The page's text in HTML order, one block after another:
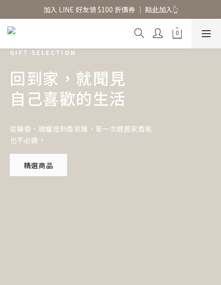
香氛水氧機、擴香香水原精  l 兩件85、三件79折
加入 LINE 好友領 $100 折價券 │ 點此加入👆
香氛水氧機、擴香香水原精  l 兩件85、三件79折
GIFT SELECTION
回到家，就聞見
自己喜歡的生活
從擴香、融蠟燈到香氛機，第一次選居家香氣
也不必猜。
精選商品